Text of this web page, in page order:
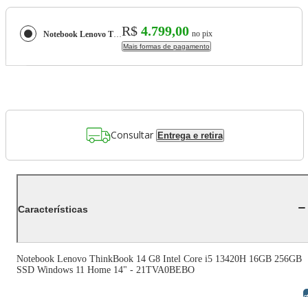
Notebook Lenovo ThinkBook 14 G8 Intel Core i5 13420H 16GB 256GB SSD Windows 11 Home 14" - 21TVA0BEBOR$ 4.799,00 no pix
Mais formas de pagamento
Consultar Entrega e retira
Características
Notebook Lenovo ThinkBook 14 G8 Intel Core i5 13420H 16GB 256GB
SSD Windows 11 Home 14" - 21TVA0BEBO